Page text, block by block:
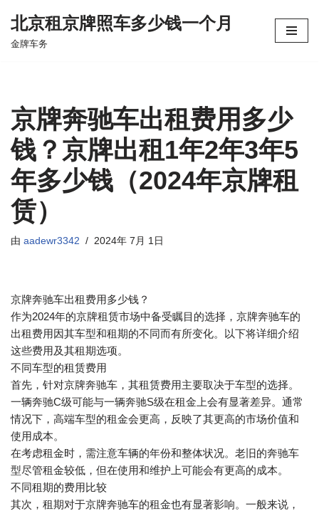
跳
北京租京牌照车多少钱一个月
金牌车务
京牌奔驰车出租费用多少
钱？京牌出租1年2年3年5
年多少钱（2024年京牌租
赁）
由 aadewr3342 2024年 7月 1日
京牌奔驰车出租费用多少钱？
作为2024年的京牌租赁市场中备受瞩目的选择，京牌奔驰车的
出租费用因其车型和租期的不同而有所变化。以下将详细介绍
这些费用及其租期选项。
不同车型的租赁费用
首先，针对京牌奔驰车，其租赁费用主要取决于车型的选择。
一辆奔驰C级可能与一辆奔驰S级在租金上会有显著差异。通常
情况下，高端车型的租金会更高，反映了其更高的市场价值和
使用成本。
在考虑租金时，需注意车辆的年份和整体状况。老旧的奔驰车
型尽管租金较低，但在使用和维护上可能会有更高的成本。
不同租期的费用比较
其次，租期对于京牌奔驰车的租金也有显著影响。一般来说，